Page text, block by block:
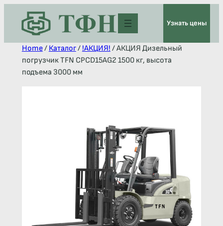
Узнать цены
Home/ Каталог/ !АКЦИЯ! / АКЦИЯ Дизельный
погрузчик TFN CPCD15AG2 1500 кг, высота
подъема 3000 мм